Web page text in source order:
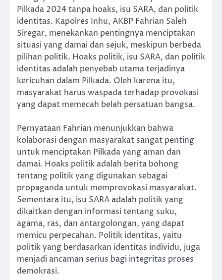
Pilkada 2024 tanpa hoaks, isu SARA, dan politik
identitas. Kapolres Inhu, AKBP Fahrian Saleh
Siregar, menekankan pentingnya menciptakan
situasi yang damai dan sejuk, meskipun berbeda
pilihan politik. Hoaks politik, isu SARA, dan politik
identitas adalah penyebab utama terjadinya
kericuhan dalam Pilkada. Oleh karena itu,
masyarakat harus waspada terhadap provokasi
yang dapat memecah belah persatuan bangsa.
Pernyataan Fahrian menunjukkan bahwa
kolaborasi dengan masyarakat sangat penting
untuk menciptakan Pilkada yang aman dan
damai. Hoaks politik adalah berita bohong
tentang politik yang digunakan sebagai
propaganda untuk memprovokasi masyarakat.
Sementara itu, isu SARA adalah politik yang
dikaitkan dengan informasi tentang suku,
agama, ras, dan antargolongan, yang dapat
memicu perpecahan. Politik identitas, yaitu
politik yang berdasarkan identitas individu, juga
menjadi ancaman serius bagi integritas proses
demokrasi.